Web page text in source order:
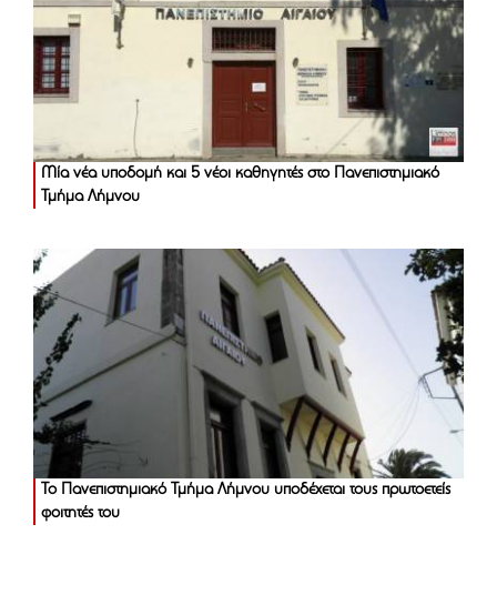
Μία νέα υποδομή και 5 νέοι καθηγητές στο Πανεπιστημιακό
Τμήμα Λήμνου
Το Πανεπιστημιακό Τμήμα Λήμνου υποδέχεται τους πρωτοετείς
φοιτητές του